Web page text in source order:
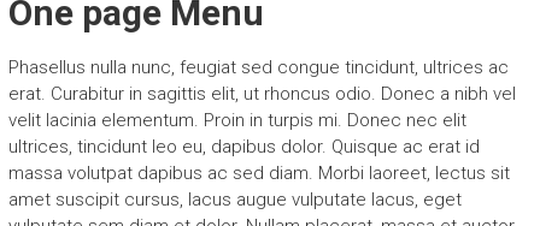
One page Menu
Phasellus nulla nunc, feugiat sed congue tincidunt, ultrices ac
erat. Curabitur in sagittis elit, ut rhoncus odio. Donec a nibh vel
velit lacinia elementum. Proin in turpis mi. Donec nec elit
ultrices, tincidunt leo eu, dapibus dolor. Quisque ac erat id
massa volutpat dapibus ac sed diam. Morbi laoreet, lectus sit
amet suscipit cursus, lacus augue vulputate lacus, eget